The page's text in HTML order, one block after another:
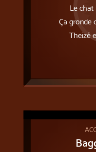
Le chat
Ça gronde
Theizé